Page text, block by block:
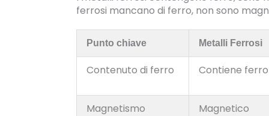
ferrosi mancano di ferro, non sono
Punto chiave Metalli Ferrosi
Contenuto di ferro Contiene ferro
Magnetismo Magnetico